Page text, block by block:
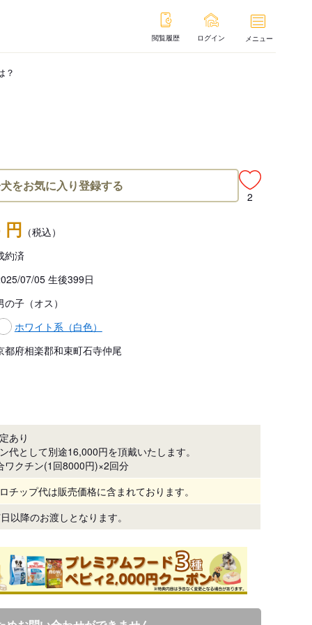
閲覧履歴 ログイン メニュー
？
をお気に入り登録する
2
円 （税込）
約済
07/05 生後399日
の子（オス）
ホワイト系（白色）
都府相楽郡和束町石寺仲尾
あり
代として別途16,000円を頂戴いたします。
ワクチン(1回8000円)×2回分
チップ代は販売価格に含まれております。
以降のお渡しとなります。